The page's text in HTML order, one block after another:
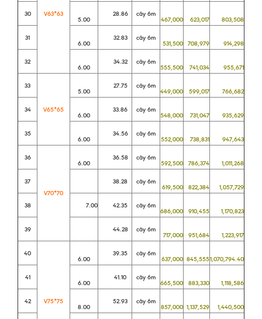
V63*63
30
5.00
28.86 cây 6m
467,000 623,017 803,508
31
6.00
32.83 cây 6m
531,500 708,979 914,298
32
6.00
34.32 cây 6m
555,500 741,034 955,671
33
V65*65
5.00
27.75 cây 6m
449,000 599,017 766,682
34
6.00
33.86 cây 6m
548,000 731,047 935,629
35
6.00
34.56 cây 6m
552,000 738,831 947,643
36
V70*70
6.00
36.58 cây 6m
592,500 786,374 1,011,268
37 38.28 cây 6m
619,500 822,384 1,057,729
38 7.00 42.35 cây 6m
686,000 910,455 1,170,823
39 44.28 cây 6m
717,000 951,684 1,223,917
40
V75*75
6.00
39.35 cây 6m
637,000 845,5551,070,794.40
41
6.00
41.10 cây 6m
665,500 883,330 1,118,586
42
8.00
52.93 cây 6m
857,000 1,137,529 1,440,500